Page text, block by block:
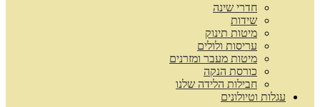
חדרי שינה
שידות
מיטות תינוק
עריסות ולולים
מיטות מעבר ומזרנים
כורסת הנקה
חבילות הלידה שלנו
עגלות וטיולונים